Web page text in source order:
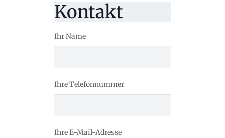
Kontakt
Ihr Name
Ihre Telefonnummer
Ihre E-Mail-Adresse